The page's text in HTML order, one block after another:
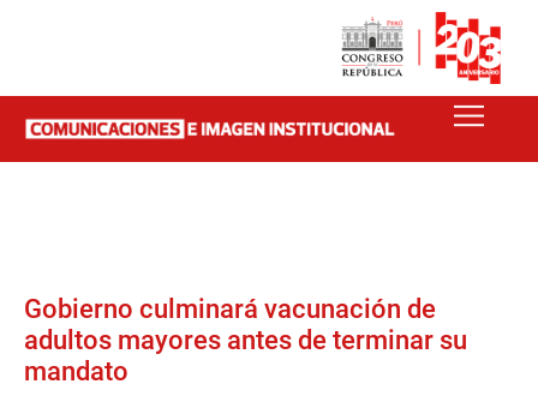
Gobierno culminará vacunación de
adultos mayores antes de terminar su
mandato